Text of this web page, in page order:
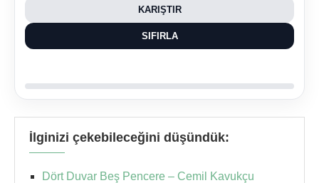
KARIŞTIR
SIFIRLA
İlginizi çekebileceğini düşündük:
Dört Duvar Beş Pencere – Cemil Kavukçu